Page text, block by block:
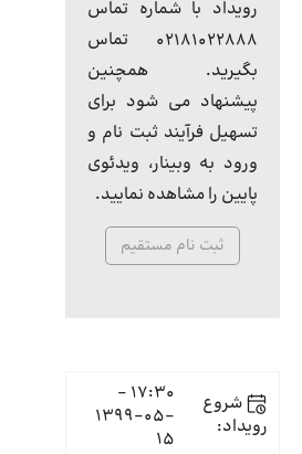
رویداد با شماره تماس
۰۲۱۸۱۰۲۲۸۸۸ تماس
بگیرید. همچنین
پیشنهاد می شود برای
تسهیل فرآیند ثبت نام و
ورود به وبینار، ویدئوی
پایین را مشاهده نمایید.
ثبت نام مستقیم
شروع
رویداد:
17:30 -
1399-05-
15